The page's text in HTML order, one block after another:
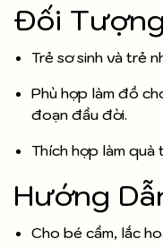
Đối
Trẻ sơ sinh và trẻ
Phù hợp làm đồ
đoạn đầu đời.
Thích hợp làm quà
Hướng
Cho bé cầm, lắc